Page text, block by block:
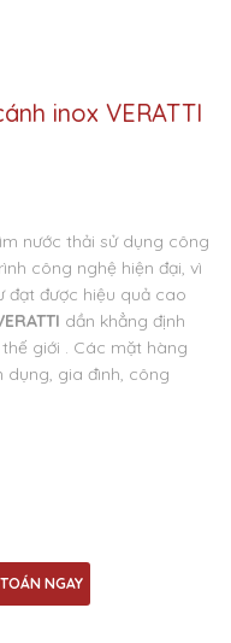
inox VERATTI
nước thải sử dụng công
công nghệ hiện đại, vì
đạt được hiệu quả cao
dần khẳng định
giới . Các mặt hàng
dụng, gia đình, công
NGAY